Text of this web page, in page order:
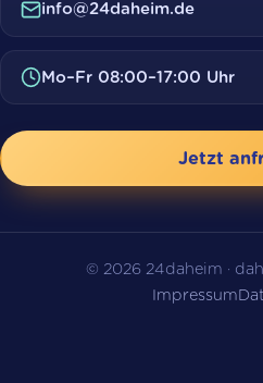
info@24daheim.de
Mo–Fr 08:00–17:00 Uhr
Jetzt
© 2026 24daheim ·
Impressum